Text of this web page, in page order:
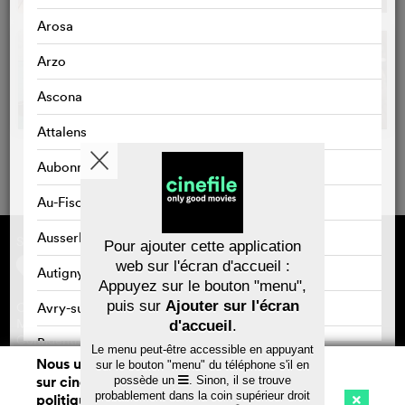
Arosa
Arzo
Ascona
Attalens
Aubonne
Au-Fischingen
Ausserbinn
Autigny
Avry-sur-Matran
Baar
Bad Zurzach
Sauvegarder
Sponsorisé par
Contact
Mentions légales
Confidentialité des données
À propos de cinefile
S'inscrire/s'abonner
Newsletter
FAQ
Bons-cadeaux
Nous utilisons des cookies. En naviguant
sur cinefile.ch, vous acceptez notre
politique d'utilisation des cookies. Pour
Pour ajouter cette application
web sur l'écran d'accueil :
Appuyez sur le bouton "menu",
puis sur Ajouter sur l'écran
d'accueil.
Le menu peut-être accessible en appuyant
sur le bouton "menu" du téléphone s'il en
possède un
. Sinon, il se trouve
probablement dans la coin supérieur droit